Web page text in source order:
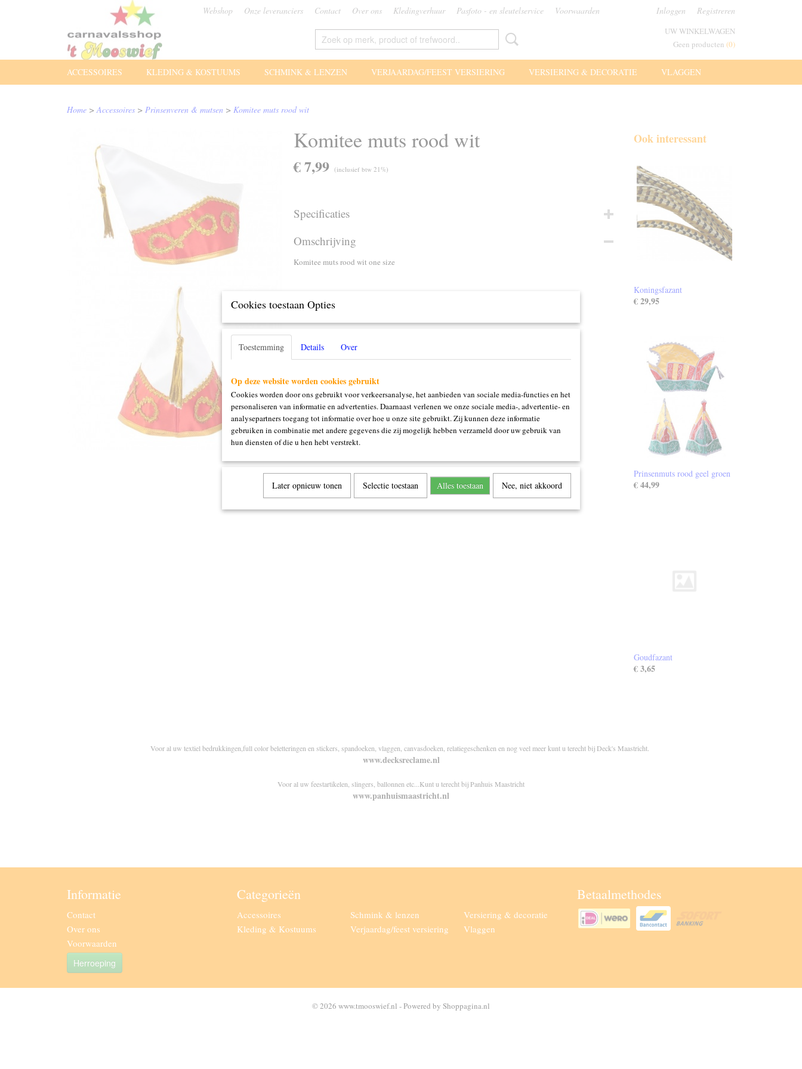
Webshop Onze leveranciers Contact Over ons Kledingverhuur Pasfoto - en sleutelservice Voorwaarden Inloggen Registreren
UW WINKELWAGEN
Geen producten (0)
ACCESSOIRES KLEDING & KOSTUUMS SCHMINK & LENZEN VERJAARDAG/FEEST VERSIERING VERSIERING & DECORATIE VLAGGEN
Home >Accessoires > Prinsenveren & mutsen > Komitee muts rood wit
Komitee muts rood wit
€ 7,99 (inclusief btw 21%)
Specificaties
Omschrijving
Komitee muts rood wit one size
Ook interessant
Koningsfazant
€ 29,95
Prinsenmuts rood geel groen
€ 44,99
Goudfazant
€ 3,65
Voor al uw textiel bedrukkingen,full color beletteringen en stickers, spandoeken, vlaggen, canvasdoeken, relatiegeschenken en nog veel meer kunt u terecht bij Deck's Maastricht.
www.decksreclame.nl
Voor al uw feestartikelen, slingers, ballonnen etc...Kunt u terecht bij Panhuis Maastricht
www.panhuismaastricht.nl
Informatie
Contact
Over ons
Voorwaarden
Herroeping
Categorieën
Accessoires
Kleding & Kostuums
Schmink & lenzen
Verjaardag/feest versiering
Versiering & decoratie
Vlaggen
Betaalmethodes
© 2026 www.tmooswief.nl - Powered by Shoppagina.nl
Cookies toestaan Opties
Toestemming Details Over
Op deze website worden cookies gebruikt
Cookies worden door ons gebruikt voor verkeersanalyse, het aanbieden van sociale media-functies en het
personaliseren van informatie en advertenties. Daarnaast verlenen we onze sociale media-, advertentie- en
analysepartners toegang tot informatie over hoe u onze site gebruikt. Zij kunnen deze informatie
gebruiken in combinatie met andere gegevens die zij mogelijk hebben verzameld door uw gebruik van
hun diensten of die u hen hebt verstrekt.
Later opnieuw tonen Selectie toestaan Alles toestaan Nee, niet akkoord